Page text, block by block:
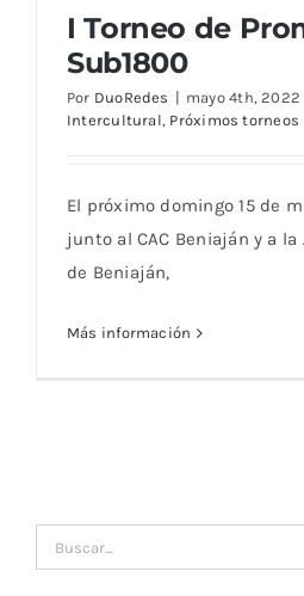
I Torneo de
Sub1800
Por DuoRedes | mayo 4th, 2022
Intercultural, Próximos torneos
El próximo domingo 15 de
junto al CAC Beniaján y a
de Beniaján,
Más información
Buscar: